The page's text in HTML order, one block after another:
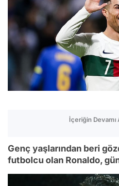
İçeriğin Devamı
Genç yaşlarından beri
futbolcu olan Ronaldo,